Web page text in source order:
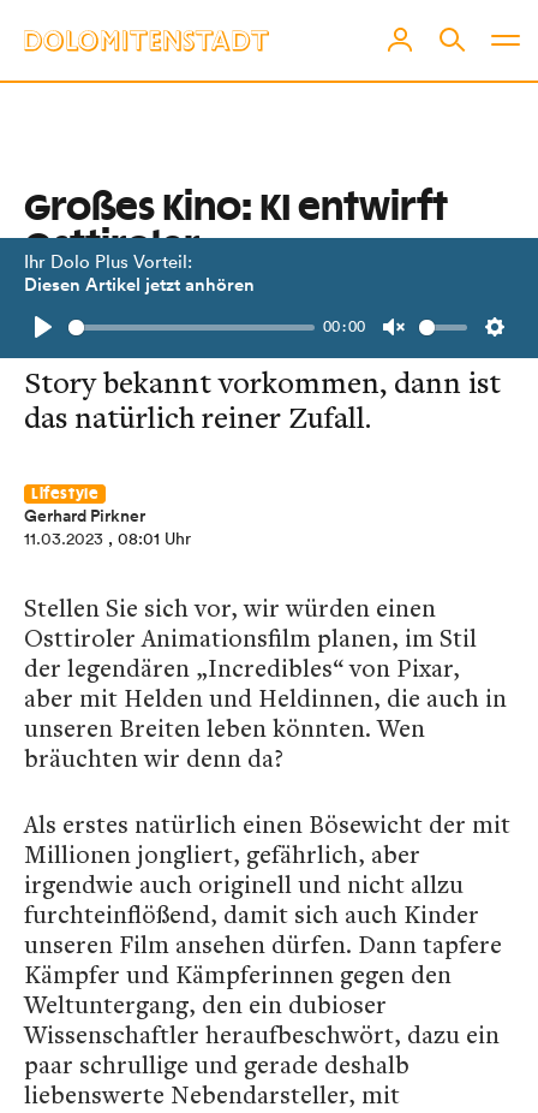
Ihr Dolo Plus Vorteil:
Diesen Artikel jetzt anhören
Play
00:00
Unmute
Großes Kino: KI entwirft
Osttiroler
Leinwandhelden!
Wenn Ihnen die Gesichter in dieser
Story bekannt vorkommen, dann ist
das natürlich reiner Zufall.
Lifestyle
Gerhard Pirkner
11.03.2023 , 08:01 Uhr
Stellen Sie sich vor, wir würden einen
Osttiroler Animationsfilm planen, im Stil
der legendären „Incredibles“ von Pixar,
aber mit Helden und Heldinnen, die auch in
unseren Breiten leben könnten. Wen
bräuchten wir denn da?
Als erstes natürlich einen Bösewicht der mit
Millionen jongliert, gefährlich, aber
irgendwie auch originell und nicht allzu
furchteinflößend, damit sich auch Kinder
unseren Film ansehen dürfen. Dann tapfere
Kämpfer und Kämpferinnen gegen den
Weltuntergang, den ein dubioser
Wissenschaftler heraufbeschwört, dazu ein
paar schrullige und gerade deshalb
liebenswerte Nebendarsteller, mit